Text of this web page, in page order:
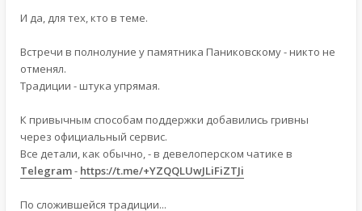
И да, для тех, кто в теме.
Встречи в полнолуние у памятника Паниковскому - никто не
отменял.
Традиции - штука упрямая.
К привычным способам поддержки добавились гривны
через официальный сервис.
Все детали, как обычно, - в девелоперском чатике в
Telegram- https://t.me/+YZQQLUwJLiFiZTJi
По сложившейся традиции...